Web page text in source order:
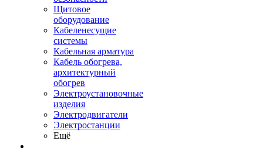
Щитовое
оборудование
Кабеленесущие
системы
Кабельная арматура
Кабель обогрева,
архитектурный
обогрев
Электроустановочные
изделия
Электродвигатели
Электростанции
Ещё